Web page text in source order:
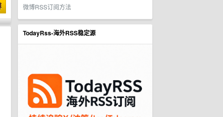
微博RSS订阅方法
TodayRss-海外RSS稳定源